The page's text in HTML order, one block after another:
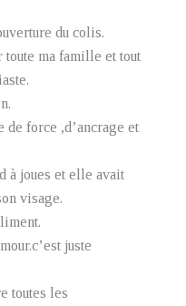
du colis.
toute ma famille et tout
force ,d’ancrage et
à joues et elle avait
visage.
juste
toutes les